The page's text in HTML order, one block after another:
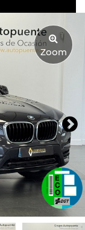
Zoom